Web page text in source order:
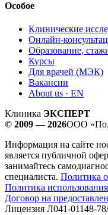
Особое
Клинические
Онлайн-
Образование,
Курсы
Для врачей (МЭК)
Вакансии
About us · EN
Клиника ЭКСПЕРТ
© 2009 — 2026ООО
Информация на сайте
является публичной
занимайтесь
специалиста. Политика
Политика
Договор на
Лицензия Л041-01148-